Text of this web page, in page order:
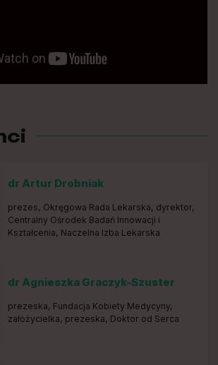
dr Artur Drobniak
prezes, Okręgowa Rada Lekarska, dyrektor,
Centralny Ośrodek Badań Innowacji i
Kształcenia, Naczelna Izba Lekarska
dr Agnieszka Graczyk-Szuster
prezeska, Fundacja Kobiety Medycyny,
założycielka, prezeska, Doktor od Serca